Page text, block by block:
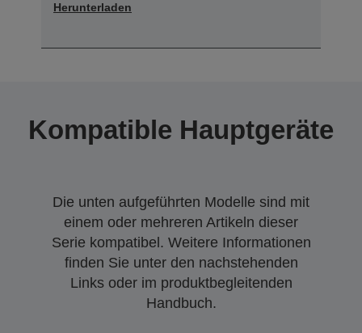
Herunterladen
Kompatible Hauptgeräte
Die unten aufgeführten Modelle sind mit
einem oder mehreren Artikeln dieser
Serie kompatibel. Weitere Informationen
finden Sie unter den nachstehenden
Links oder im produktbegleitenden
Handbuch.